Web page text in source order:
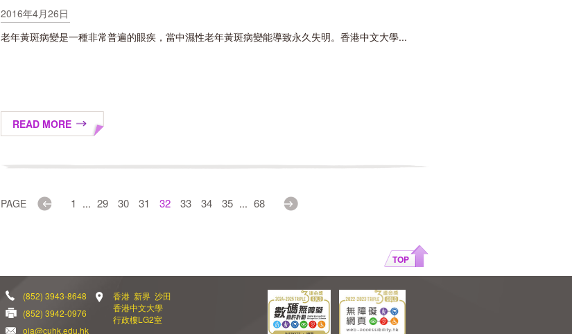
2016年4月26日
老年黃斑病變是一種非常普遍的眼疾，當中濕性老年黃斑病變能導致永久失明。香港中文大學...
READ MORE
PAGE Previous
1 ... 29 30 31 32 33 34 35 ... 68 Next
TOP
(852) 3943-8648
(852) 3942-0976
oia@cuhk.edu.hk
香港 新界 沙田
香港中文大學
行政樓LG2室